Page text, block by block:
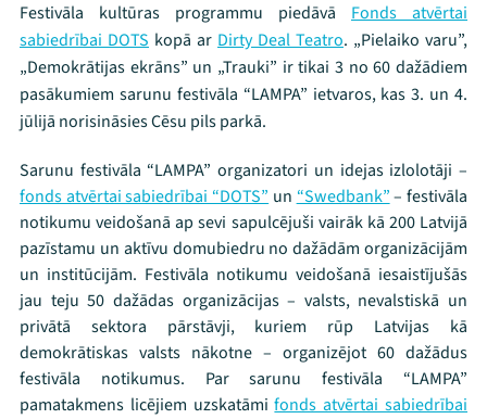
ThreadsFacebookYoutube
X Instagram
Flick TikTok
Festivāla kultūras programmu piedāvā Fonds atvērtai
sabiedrībai DOTS kopā ar Dirty Deal Teatro. „Pielaiko varu”,
„Demokrātijas ekrāns” un „Trauki” ir tikai 3 no 60 dažādiem
pasākumiem sarunu festivāla “LAMPA” ietvaros, kas 3. un 4.
jūlijā norisināsies Cēsu pils parkā.
Sarunu festivāla “LAMPA” organizatori un idejas izlolotāji –
fonds atvērtai sabiedrībai “DOTS” un “Swedbank”– festivāla
notikumu veidošanā ap sevi sapulcējuši vairāk kā 200 Latvijā
pazīstamu un aktīvu domubiedru no dažādām organizācijām
un institūcijām. Festivāla notikumu veidošanā iesaistījušās
jau teju 50 dažādas organizācijas – valsts, nevalstiskā un
privātā sektora pārstāvji, kuriem rūp Latvijas kā
demokrātiskas valsts nākotne – organizējot 60 dažādus
festivāla notikumus. Par sarunu festivāla “LAMPA”
pamatakmens licējiem uzskatāmifonds atvērtai sabiedrībai